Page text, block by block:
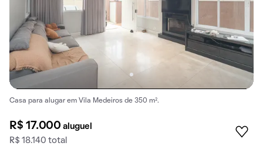
Casa para alugar em Vila Medeiros de 350 m².
R$ 17.000aluguel
R$ 18.140 total